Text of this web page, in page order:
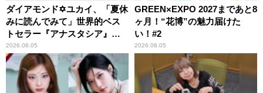
ダイアモンド✡ユカイ、「夏休
みに読んでみて」世界的ベス
トセラー『アナスタシア』を
紹介
2026.08.05
GREEN×EXPO 2027まであと8
ヶ月！“花博”の魅力届けた
い！#2
2026.08.05